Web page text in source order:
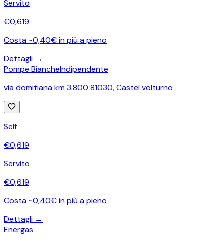
Servito
€0,619
Costa ~0,40€ in più a pieno
Dettagli →
Pompe BiancheIndipendente
via domitiana km 3.800 81030,Castel volturno
Self
€0,619
Servito
€0,619
Costa ~0,40€ in più a pieno
Dettagli →
Energas